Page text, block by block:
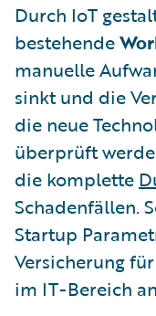
Durch IoT
bestehende
manuelle
sinkt und die
die neue
überprüft
die komplette
Schadenfällen.
Startup
Versicherung
im IT-Bereich